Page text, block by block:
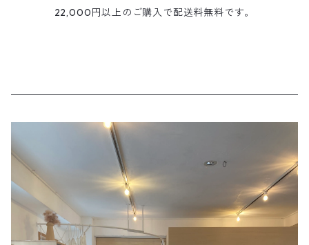
22,000円以上のご購入で配送料無料です。